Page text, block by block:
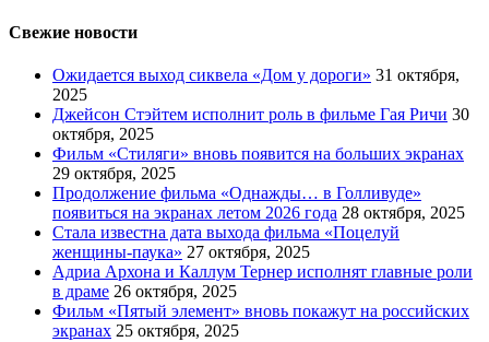
Свежие новости
Ожидается выход сиквела «Дом у дороги» 31 октября,
2025
Джейсон Стэйтем исполнит роль в фильме Гая Ричи 30
октября, 2025
Фильм «Стиляги» вновь появится на больших экранах
29 октября, 2025
Продолжение фильма «Однажды… в Голливуде»
появиться на экранах летом 2026 года 28 октября, 2025
Стала известна дата выхода фильма «Поцелуй
женщины-паука» 27 октября, 2025
Адриа Архона и Каллум Тернер исполнят главные роли
в драме 26 октября, 2025
Фильм «Пятый элемент» вновь покажут на российских
экранах 25 октября, 2025